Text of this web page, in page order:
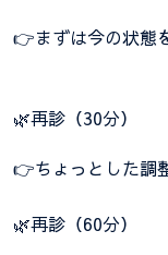
👉まずは今の状態
🌿再診（30分）
👉ちょっとした調
🌿再診（60分）